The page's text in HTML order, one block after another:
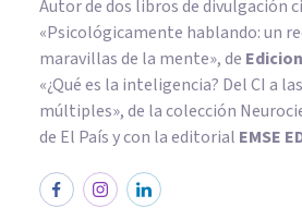
Autor de dos libros de divulgación
«Psicológicamente hablando: un
maravillas de la mente», de
«¿Qué es la inteligencia? Del CI a
múltiples», de la colección
de El País y con la editorial EMSE